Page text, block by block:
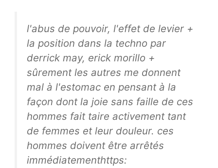
l'abus de pouvoir, l'effet de levier +
la position dans la techno par
derrick may, erick morillo +
sûrement les autres me donnent
mal à l'estomac en pensant à la
façon dont la joie sans faille de ces
hommes fait taire activement tant
de femmes et leur douleur. ces
hommes doivent être arrêtés
immédiatementhttps: